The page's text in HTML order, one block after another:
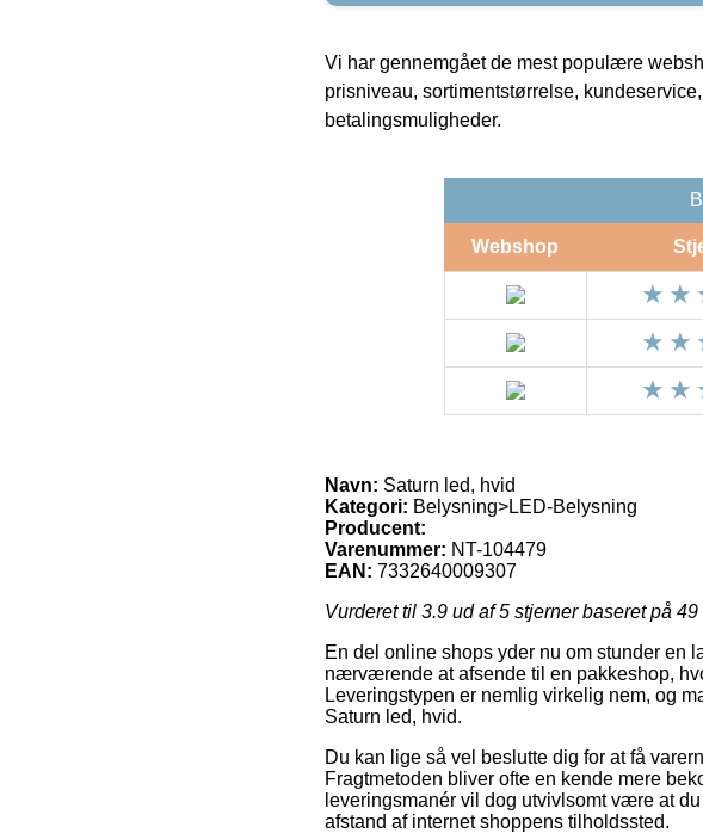
Vi har gennemgået de mest populære
prisniveau, sortimentstørrelse,
betalingsmuligheder.
Webshop
Navn: Saturn led, hvid
Kategori: Belysning>LED-Belysning
Producent:
Varenummer: NT-104479
EAN: 7332640009307
Vurderet til 3.9 ud af 5 stjerner baseret på 49
En del online shops yder nu om stunder
nærværende at afsende til en pakkeshop,
Leveringstypen er nemlig virkelig nem, og
Saturn led, hvid.
Du kan lige så vel beslutte dig for at få
Fragtmetoden bliver ofte en kende mere
leveringsmanér vil dog utvivlsomt være at
afstand af internet shoppens tilholdssted.